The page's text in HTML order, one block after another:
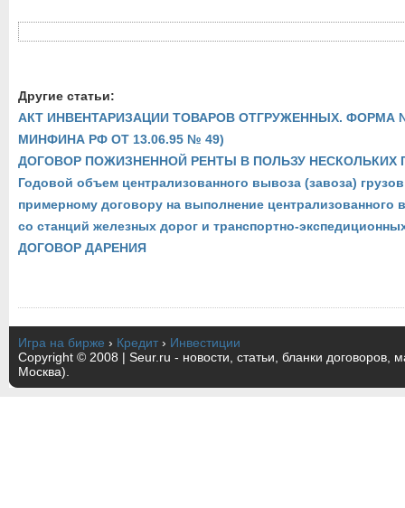
Другие статьи:
АКТ ИНВЕНТАРИЗАЦИИ ТОВАРОВ ОТГРУЖЕННЫХ. ФОРМА
МИНФИНА РФ ОТ 13.06.95 № 49)
ДОГОВОР ПОЖИЗНЕННОЙ РЕНТЫ В ПОЛЬЗУ НЕСКОЛЬКИХ
Годовой объем централизованного вывоза (завоза)
примерному договору на выполнение централизованного
со станций железных дорог и транспортно-
ДОГОВОР ДАРЕНИЯ
Игра на бирже › Кредит › Инвестиции
Copyright © 2008 | Seur.ru - новости, статьи, бланки договоров,
Москва).